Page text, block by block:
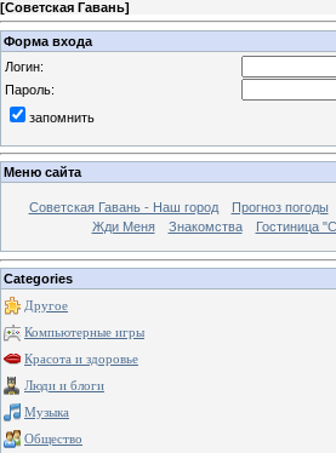
[Советская Гавань]
Форма входа
Логин:
Пароль:
запомнить
Меню сайта
Советская Гавань - Наш город Прогноз погоды
Жди Меня
Знакомства Гостиница
Categories
Другое
Компьютерные игры
Красота и здоровье
Люди и блоги
Музыка
Общество